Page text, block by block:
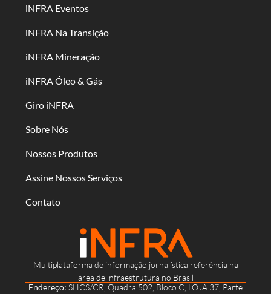
Multiplataforma de informação jornalística referência na
área de infraestrutura no Brasil
Endereço: SHCS/CR, Quadra 502, Bloco C, LOJA 37, Parte
iNFRA Eventos
iNFRA Na Transição
iNFRA Mineração
iNFRA Óleo & Gás
Giro iNFRA
Sobre Nós
Nossos Produtos
Assine Nossos Serviços
Contato